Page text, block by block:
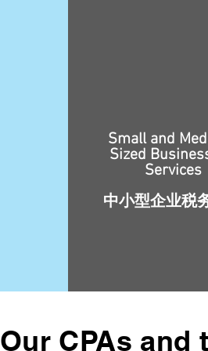
Small and
Sized
Services
中小型企业税
Our CPAs and